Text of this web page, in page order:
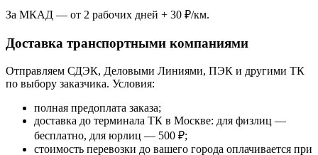
За МКАД — от 2 рабочих дней + 30 ₽/км.
Доставка транспортными компаниями
Отправляем СДЭК, Деловыми Линиями, ПЭК и другими ТК
по выбору заказчика. Условия:
полная предоплата заказа;
доставка до терминала ТК в Москве: для физлиц —
бесплатно, для юрлиц — 500 ₽;
стоимость перевозки до вашего города оплачивается при